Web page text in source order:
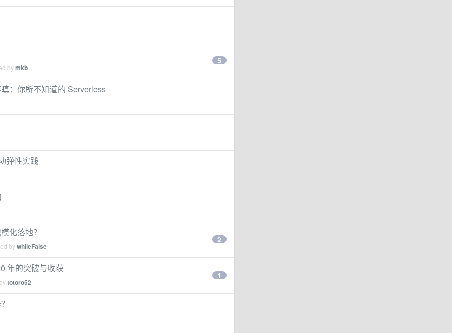
bymkb
5
：你所不知道的 Serverless
弹性实践
化落地？
bywhileFalse
2
年的突破与收获
totoro52
1